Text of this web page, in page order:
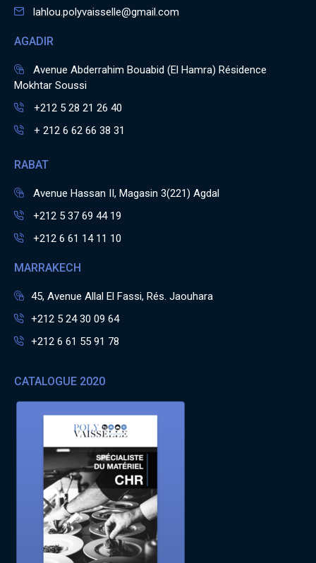
lahlou.polyvaisselle@gmail.com
AGADIR
Avenue Abderrahim Bouabid (El Hamra) Résidence
Mokhtar Soussi
+212 5 28 21 26 40
+ 212 6 62 66 38 31
RABAT
Avenue Hassan II, Magasin 3(221) Agdal
+212 5 37 69 44 19
+212 6 61 14 11 10
MARRAKECH
45, Avenue Allal El Fassi, Rés. Jaouhara
+212 5 24 30 09 64
+212 6 61 55 91 78
CATALOGUE 2020